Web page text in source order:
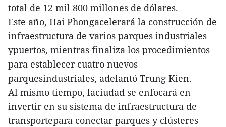
total de 12 mil 800 millones de dólares.
Este año, Hai Phongacelerará la construcción de
infraestructura de varios parques industriales
ypuertos, mientras finaliza los procedimientos
para establecer cuatro nuevos
parquesindustriales, adelantó Trung Kien.
Al mismo tiempo, laciudad se enfocará en
invertir en su sistema de infraestructura de
transportepara conectar parques y clústeres